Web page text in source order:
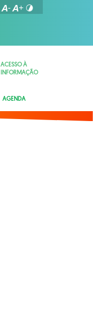
ACESSO À
INFORMAÇÃO
AGENDA